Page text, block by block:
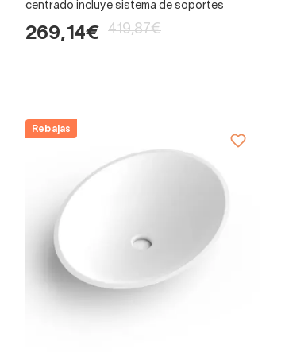
centrado incluye sistema de soportes
269,14€ 419,87€
Rebajas